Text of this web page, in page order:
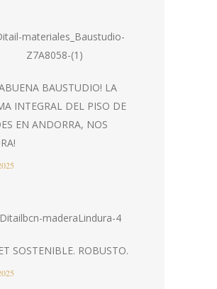
BAUSTUDIO! LA
INTEGRAL DEL PISO DE
EN ANDORRA, NOS
SOSTENIBLE. ROBUSTO.